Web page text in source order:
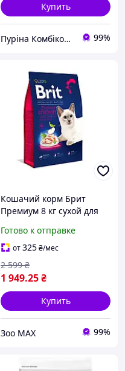
Купить
Пуріна Комбікорм 99%
Кошачий корм Брит
Премиум 8 кг сухой для
Brit Premium by Nature
Cat Sterilised курица
Готово к отправке
от325₴/мес
1 949.25₴
2 599 ₴
Купить
Зоо МАХ 99%